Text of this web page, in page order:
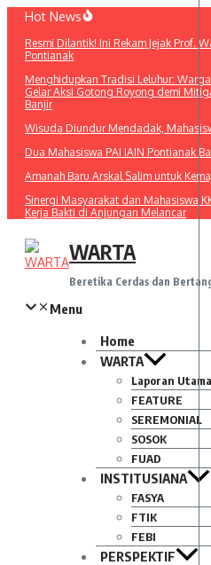
Lewati
konten
Hot News
Resmi Dilantik! Ini Rekam Jejak Prof.
Pontianak
Menghidupkan Tradisi Leluhur:
Gelar Aksi Gotong Royong demi
Banjir
Wisuda Diundur Mendadak,
Dua Mahasiswa PAI IAIN Pontianak
Amanah Baru Arskal Salim untuk
Sinergi Masyarakat dan Mahasiswa
Kerja Bakti di Anjungan Melancar
WARTA
Beretika Cerdas dan
Menu
Home
WARTA
Laporan Utama
FEATURE
SEREMONIAL
SOSOK
FUAD
INSTITUSIANA
FASYA
FTIK
FEBI
PERSPEKTIF